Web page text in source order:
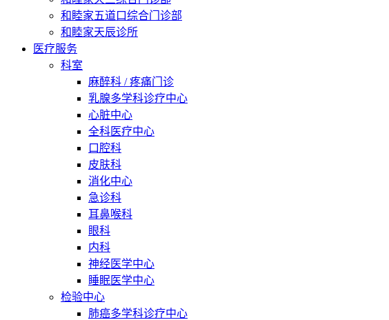
和睦家五道口综合门诊部
和睦家天辰诊所
医疗服务
科室
麻醉科 / 疼痛门诊
乳腺多学科诊疗中心
心脏中心
全科医疗中心
口腔科
皮肤科
消化中心
急诊科
耳鼻喉科
眼科
内科
神经医学中心
睡眠医学中心
检验中心
肺癌多学科诊疗中心